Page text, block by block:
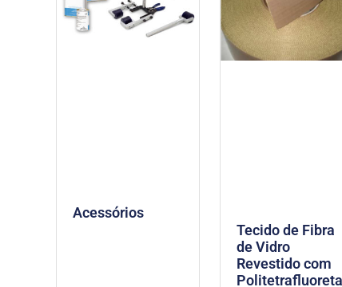
Acessórios
Tecido de Fibra
de Vidro
Revestido com
Politetrafluoreta